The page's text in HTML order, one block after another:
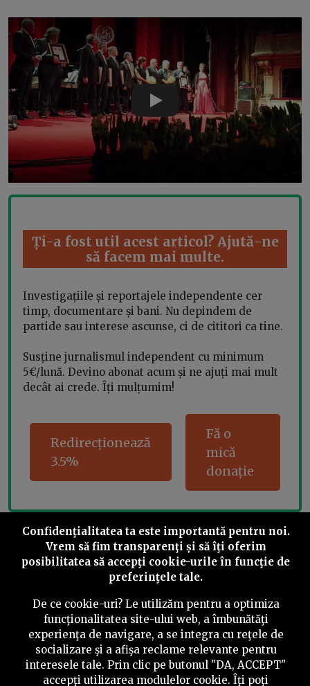
Play
Ți-a fost util acest articol? Ajută-ne
să facem mai multe.
Investigațiile și reportajele independente cer
timp, documentare și bani. Nu depindem de
partide sau interese ascunse, ci de cititori ca tine.
Susține jurnalismul independent cu minimum
5€/lună. Devino abonat acum și ne ajuți mai mult
decât ai crede. Îți mulțumim!
Redirecționează
3.5%
Fă o
mică
donație
Share this
©2026 PressOne.ro
RSSNewslettereDespre noi Politica editorială
Confidenţialitatea ta este importantă pentru noi.
Vrem să fim transparenţi și să îţi oferim
posibilitatea să accepţi cookie-urile în funcţie de
preferinţele tale.
De ce cookie-uri? Le utilizăm pentru a optimiza
funcţionalitatea site-ului web, a îmbunătăţi
experienţa de navigare, a se integra cu reţele de
socializare şi a afişa reclame relevante pentru
interesele tale. Prin clic pe butonul "DA, ACCEPT"
accepţi utilizarea modulelor cookie. Îţi poţi